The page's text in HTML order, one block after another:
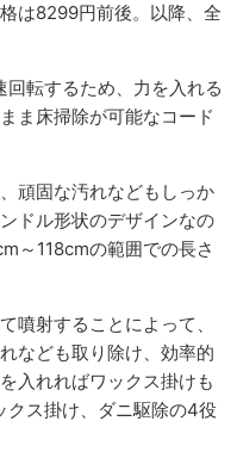
は8299円前後。以降、全
回転するため、力を入れる
ま床掃除が可能なコード
頑固な汚れなどもしっか
ドル形状のデザインなの
～118cmの範囲での長さ
噴射することによって、
なども取り除け、効率的
入れればワックス掛けも
クス掛け、ダニ駆除の4役